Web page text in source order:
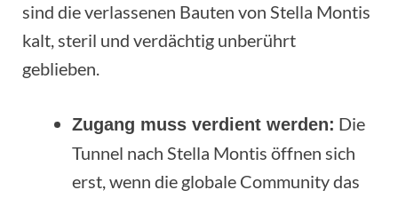
sind die verlassenen Bauten von Stella Montis
kalt, steril und verdächtig unberührt
geblieben.
Zugang muss verdient werden: Die
Tunnel nach Stella Montis öffnen sich
erst, wenn die globale Community das